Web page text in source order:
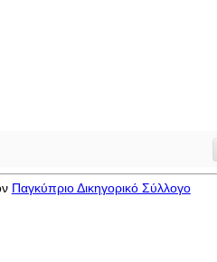
Παγκύπριο Δικηγορικό Σύλλογο